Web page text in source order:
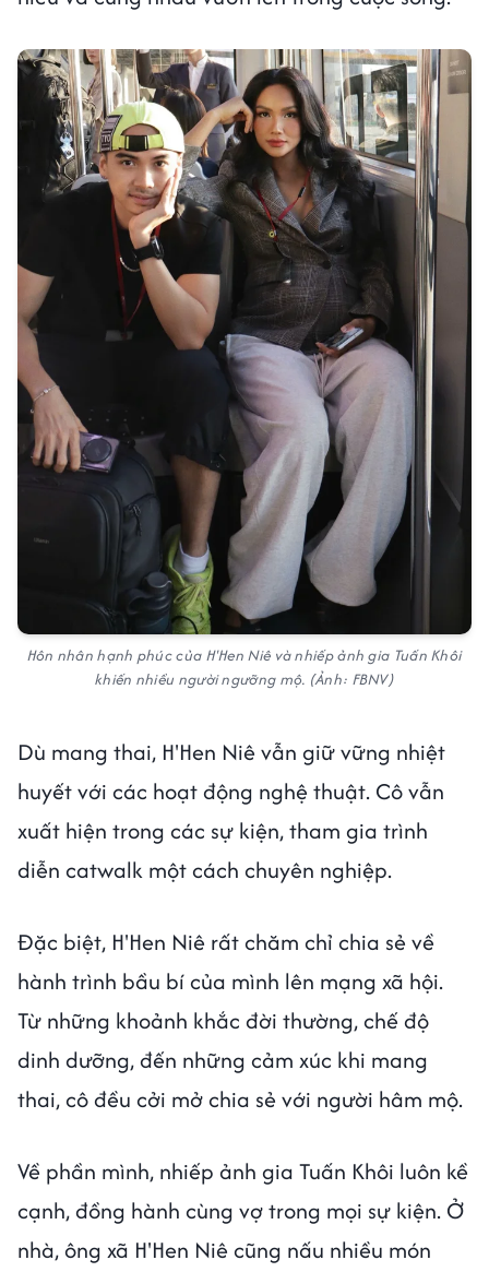
Hôn nhân hạnh phúc của H'Hen Niê và nhiếp ảnh gia Tuấn Khôi
khiến nhiều người ngưỡng mộ. (Ảnh: FBNV)
Dù mang thai, H'Hen Niê vẫn giữ vững nhiệt
huyết với các hoạt động nghệ thuật. Cô vẫn
xuất hiện trong các sự kiện, tham gia trình
diễn catwalk một cách chuyên nghiệp.
Đặc biệt, H'Hen Niê rất chăm chỉ chia sẻ về
hành trình bầu bí của mình lên mạng xã hội.
Từ những khoảnh khắc đời thường, chế độ
dinh dưỡng, đến những cảm xúc khi mang
thai, cô đều cởi mở chia sẻ với người hâm mộ.
Về phần mình, nhiếp ảnh gia Tuấn Khôi luôn kề
cạnh, đồng hành cùng vợ trong mọi sự kiện. Ở
nhà, ông xã H'Hen Niê cũng nấu nhiều món